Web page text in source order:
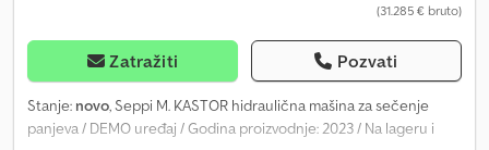
(31.285 € bruto)
Zatražiti Pozvati
Stanje: novo, Seppi M. KASTOR hidraulična mašina za sečenje
panjeva / DEMO uređaj / Godina proizvodnje: 2023 / Na lageru i